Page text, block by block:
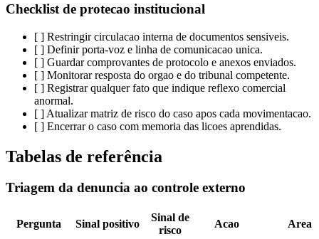
Checklist de protecao institucional
[ ] Restringir circulacao interna de documentos sensiveis.
[ ] Definir porta-voz e linha de comunicacao unica.
[ ] Guardar comprovantes de protocolo e anexos enviados.
[ ] Monitorar resposta do orgao e do tribunal competente.
[ ] Registrar qualquer fato que indique reflexo comercial
anormal.
[ ] Atualizar matriz de risco do caso apos cada movimentacao.
[ ] Encerrar o caso com memoria das licoes aprendidas.
Tabelas de referência
Triagem da denuncia ao controle externo
Pergunta Sinal positivo
Sinal de
risco
Acao
Area